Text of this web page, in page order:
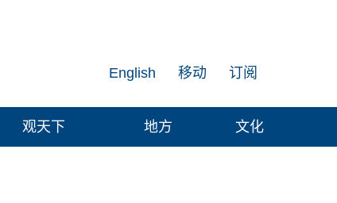
订阅
移动
English
观天下 地方 文化